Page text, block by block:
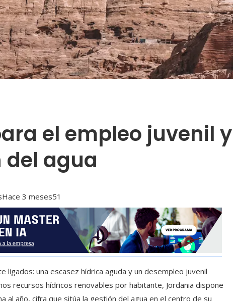
el empleo juvenil y
agua
Hace 3 meses51
ligados: una escasez hídrica aguda y un desempleo juvenil
recursos hídricos renovables por habitante, Jordania dispone
año, cifra que sitúa la gestión del agua en el centro de su